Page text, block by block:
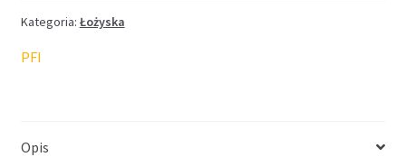
Kategoria: Łożyska
PFI
Opis